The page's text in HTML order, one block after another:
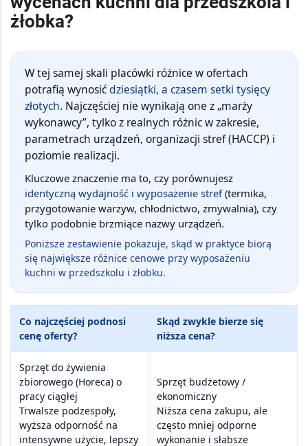
żłobka?
W tej samej skali placówki różnice w ofertach
potrafią wynosićdziesiątki, a czasem setki tysięcy
złotych. Najczęściej nie wynikają one z „marży
wykonawcy”, tylko z realnych różnic w zakresie,
parametrach urządzeń, organizacji stref (HACCP) i
poziomie realizacji.
Kluczowe znaczenie ma to, czy porównujesz
identyczną wydajność i wyposażenie stref(termika,
przygotowanie warzyw, chłodnictwo, zmywalnia), czy
tylko podobnie brzmiące nazwy urządzeń.
Poniższe zestawienie pokazuje, skąd w praktyce biorą
się największe różnice cenowe przy wyposażeniu
kuchni w przedszkolu i żłobku.
Co najczęściej podnosi
cenę oferty?
Skąd zwykle bierze się
niższa cena?
Sprzęt do żywienia
zbiorowego (Horeca) o
pracy ciągłej
Trwalsze podzespoły,
wyższa odporność na
intensywne użycie, lepszy
Sprzęt budżetowy /
ekonomiczny
Niższa cena zakupu, ale
często mniej odporne
wykonanie i słabsze